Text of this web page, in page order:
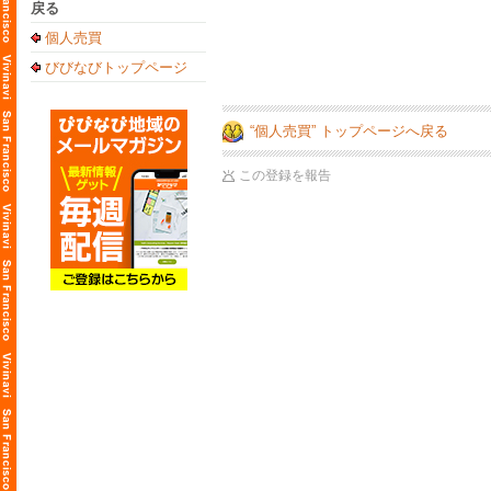
戻る
個人売買
びびなびトップページ
“個人売買” トップページへ戻る
この登録を報告